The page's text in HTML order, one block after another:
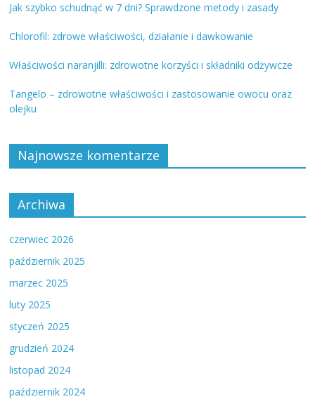
Jak szybko schudnąć w 7 dni? Sprawdzone metody i zasady
Chlorofil: zdrowe właściwości, działanie i dawkowanie
Właściwości naranjilli: zdrowotne korzyści i składniki odżywcze
Tangelo – zdrowotne właściwości i zastosowanie owocu oraz
olejku
Najnowsze komentarze
Archiwa
czerwiec 2026
październik 2025
marzec 2025
luty 2025
styczeń 2025
grudzień 2024
listopad 2024
październik 2024